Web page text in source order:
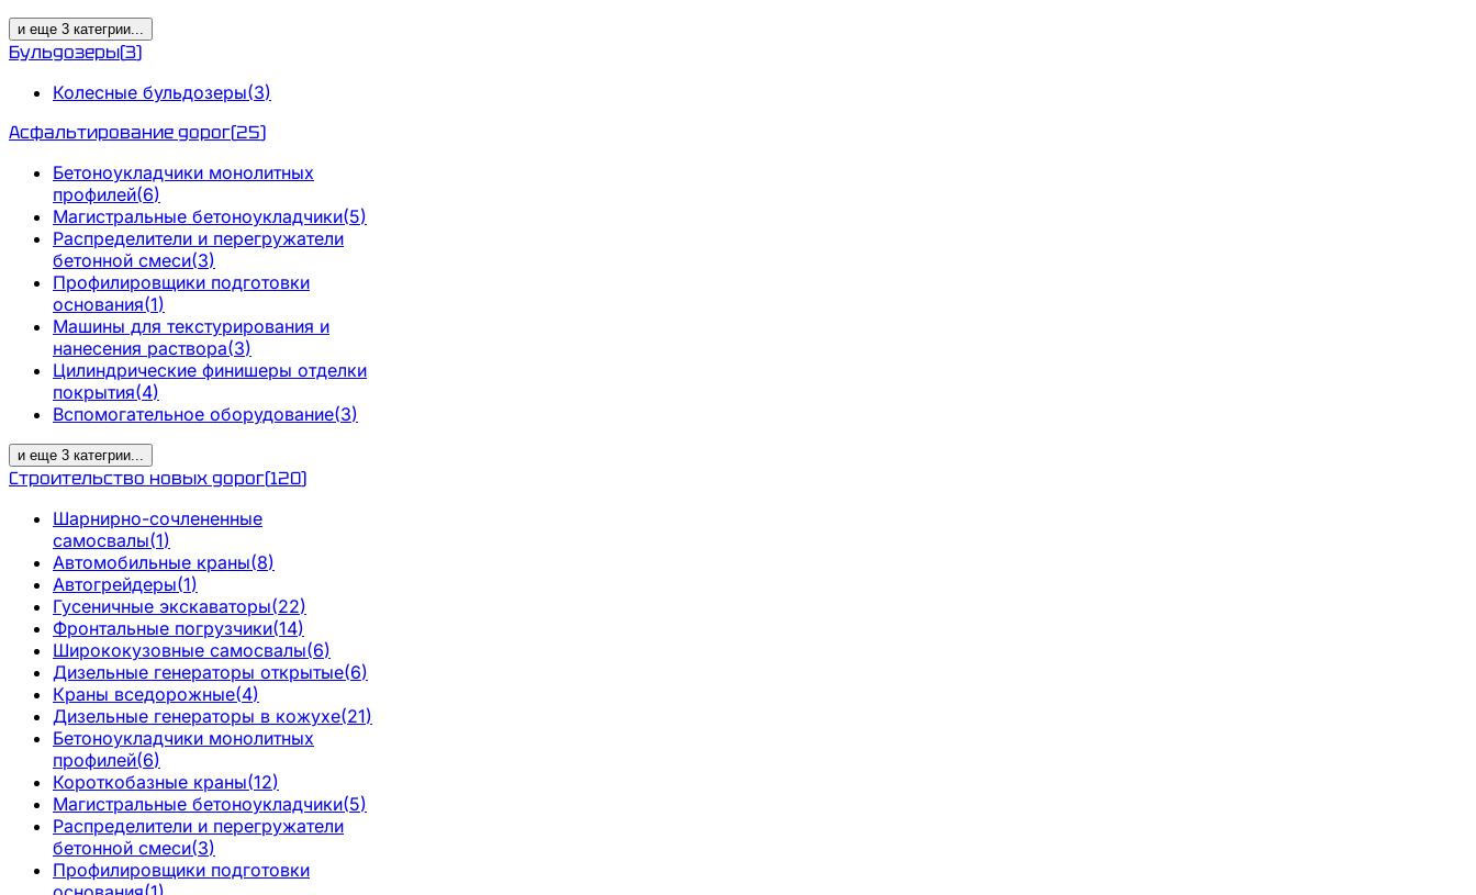
и еще 3 категрии...
Бульдозеры(3)
Колесные бульдозеры(3)
Асфальтирование дорог(25)
Бетоноукладчики монолитных
профилей(6)
Магистральные бетоноукладчики(5)
Распределители и перегружатели
бетонной смеси(3)
Профилировщики подготовки
основания(1)
Машины для текстурирования и
нанесения раствора(3)
Цилиндрические финишеры отделки
покрытия(4)
Вспомогательное оборудование(3)
и еще 3 категрии...
Строительство новых дорог(120)
Шарнирно-сочлененные
самосвалы(1)
Автомобильные краны(8)
Автогрейдеры(1)
Гусеничные экскаваторы(22)
Фронтальные погрузчики(14)
Ширококузовные самосвалы(6)
Дизельные генераторы открытые(6)
Краны вседорожные(4)
Дизельные генераторы в кожухе(21)
Бетоноукладчики монолитных
профилей(6)
Короткобазные краны(12)
Магистральные бетоноукладчики(5)
Распределители и перегружатели
бетонной смеси(3)
Профилировщики подготовки